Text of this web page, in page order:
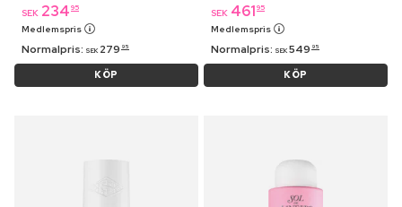
SEK 234 95
Medlemspris
Normalpris: SEK 279 95
KÖP
SEK 461 95
Medlemspris
Normalpris: SEK 549 95
KÖP